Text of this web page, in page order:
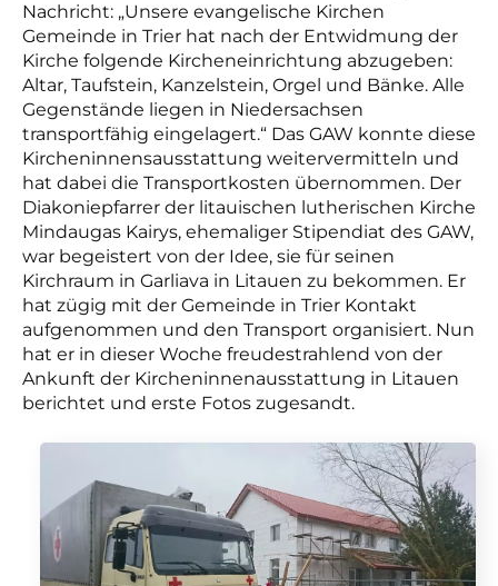
Nachricht: „Unsere evangelische Kirchen
Gemeinde in Trier hat nach der Entwidmung der
Kirche folgende Kircheneinrichtung abzugeben:
Altar, Taufstein, Kanzelstein, Orgel und Bänke. Alle
Gegenstände liegen in Niedersachsen
transportfähig eingelagert.“ Das GAW konnte diese
Kircheninnensausstattung weitervermitteln und
hat dabei die Transportkosten übernommen. Der
Diakoniepfarrer der litauischen lutherischen Kirche
Mindaugas Kairys, ehemaliger Stipendiat des GAW,
war begeistert von der Idee, sie für seinen
Kirchraum in Garliava in Litauen zu bekommen. Er
hat zügig mit der Gemeinde in Trier Kontakt
aufgenommen und den Transport organisiert. Nun
hat er in dieser Woche freudestrahlend von der
Ankunft der Kircheninnenausstattung in Litauen
berichtet und erste Fotos zugesandt.